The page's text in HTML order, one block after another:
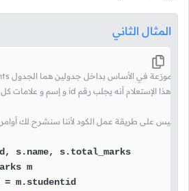
المثال الثاني
=